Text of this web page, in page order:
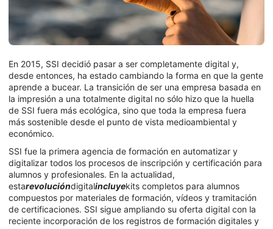
En 2015, SSI decidió pasar a ser completamente digital y,
desde entonces, ha estado cambiando la forma en que la gente
aprende a bucear. La transición de ser una empresa basada en
la impresión a una totalmente digital no sólo hizo que la huella
de SSI fuera más ecológica, sino que toda la empresa fuera
más sostenible desde el punto de vista medioambiental y
económico.
SSI fue la primera agencia de formación en automatizar y
digitalizar todos los procesos de inscripción y certificación para
alumnos y profesionales. En la actualidad,
estarevolucióndigitalincluyekits completos para alumnos
compuestos por materiales de formación, vídeos y tramitación
de certificaciones. SSI sigue ampliando su oferta digital con la
reciente incorporación de los registros de formación digitales y